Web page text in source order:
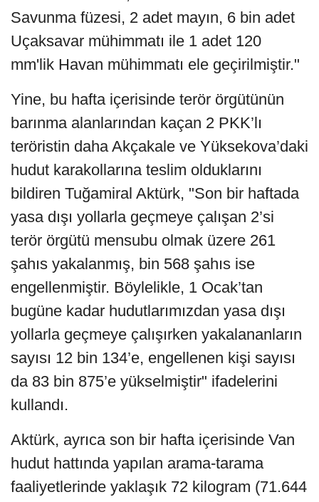
Savunma füzesi, 2 adet mayın, 6 bin adet
Uçaksavar mühimmatı ile 1 adet 120
mm'lik Havan mühimmatı ele geçirilmiştir."
Yine, bu hafta içerisinde terör örgütünün
barınma alanlarından kaçan 2 PKK’lı
teröristin daha Akçakale ve Yüksekova’daki
hudut karakollarına teslim olduklarını
bildiren Tuğamiral Aktürk, "Son bir haftada
yasa dışı yollarla geçmeye çalışan 2’si
terör örgütü mensubu olmak üzere 261
şahıs yakalanmış, bin 568 şahıs ise
engellenmiştir. Böylelikle, 1 Ocak’tan
bugüne kadar hudutlarımızdan yasa dışı
yollarla geçmeye çalışırken yakalananların
sayısı 12 bin 134’e, engellenen kişi sayısı
da 83 bin 875’e yükselmiştir" ifadelerini
kullandı.
Aktürk, ayrıca son bir hafta içerisinde Van
hudut hattında yapılan arama-tarama
faaliyetlerinde yaklaşık 72 kilogram (71.644